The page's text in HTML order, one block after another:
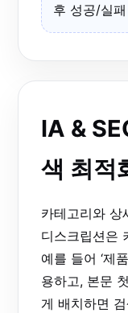
후 성공/실
IA &
색 최적
카테고리와 상
디스크립션은
예를 들어 ‘제
용하고, 본문
게 배치하면